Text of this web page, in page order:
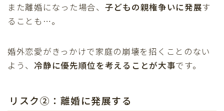
また離婚になった場合、 子どもの親権争いに発展す
ることも…。
婚外恋愛がきっかけで家庭の崩壊を招くことのない
よう、 冷静に優先順位を考えることが大事です。
リスク②：離婚に発展する